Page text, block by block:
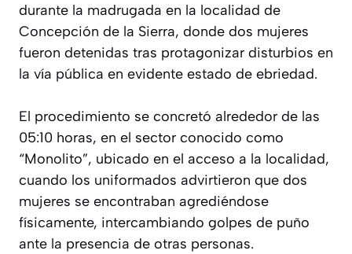
durante la madrugada en la localidad de
Concepción de la Sierra, donde dos mujeres
fueron detenidas tras protagonizar disturbios en
la vía pública en evidente estado de ebriedad.
El procedimiento se concretó alrededor de las
05:10 horas, en el sector conocido como
“Monolito”, ubicado en el acceso a la localidad,
cuando los uniformados advirtieron que dos
mujeres se encontraban agrediéndose
físicamente, intercambiando golpes de puño
ante la presencia de otras personas.